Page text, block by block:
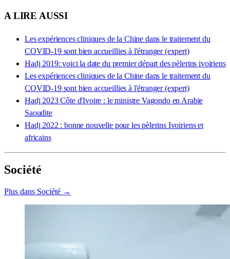
A LIRE AUSSI
Les expériences cliniques de la Chine dans le traitement du
COVID-19 sont bien accueillies à l'étranger (expert)
Hadj 2019: voici la date du premier départ des pèlerins ivoiriens
Les expériences cliniques de la Chine dans le traitement du
COVID-19 sont bien accueillies à l'étranger (expert)
Hadj 2023 Côte d'Ivoire : le ministre Vagondo en Arabie
Saoudite
Hadj 2022 : bonne nouvelle pour les pèlerins Ivoiriens et
africains
Société
Plus dans Société →